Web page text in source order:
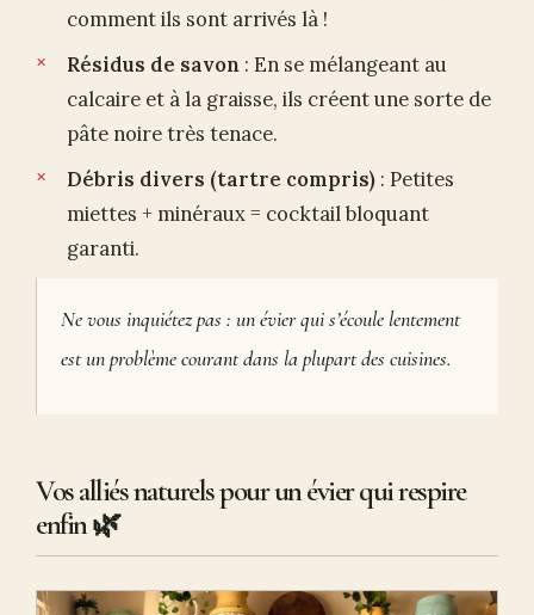
comment ils sont arrivés là !
Résidus de savon : En se mélangeant au
calcaire et à la graisse, ils créent une sorte de
pâte noire très tenace.
Débris divers (tartre compris) : Petites
miettes + minéraux = cocktail bloquant
garanti.
Ne vous inquiétez pas : un évier qui s’écoule lentement
est un problème courant dans la plupart des cuisines.
Vos alliés naturels pour un évier qui respire
enfin 🌿